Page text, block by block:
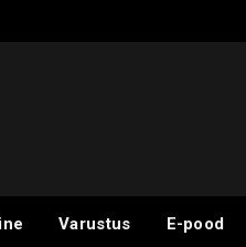
Varustus E-pood